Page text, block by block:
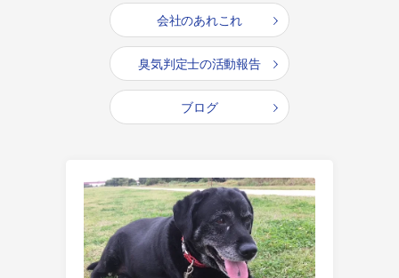
会社のあれこれ
臭気判定士の活動報告
ブログ